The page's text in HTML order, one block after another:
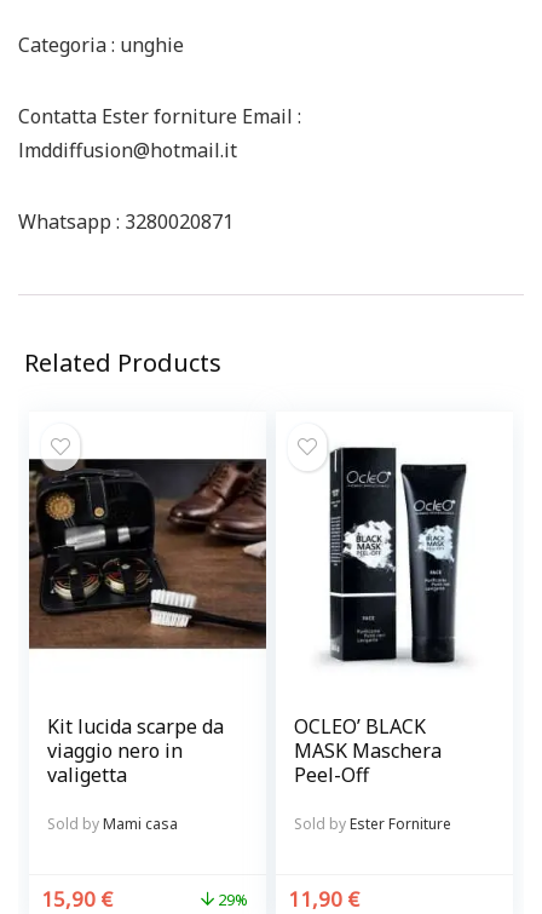
Categoria : unghie
Contatta Ester forniture Email :
lmddiffusion@hotmail.it
Whatsapp : 3280020871
Related Products
Kit lucida scarpe da
viaggio nero in
valigetta
Sold byMami casa
15,90 € 29%
OCLEO’ BLACK
MASK Maschera
Peel-Off
Sold byEster Forniture
11,90 €